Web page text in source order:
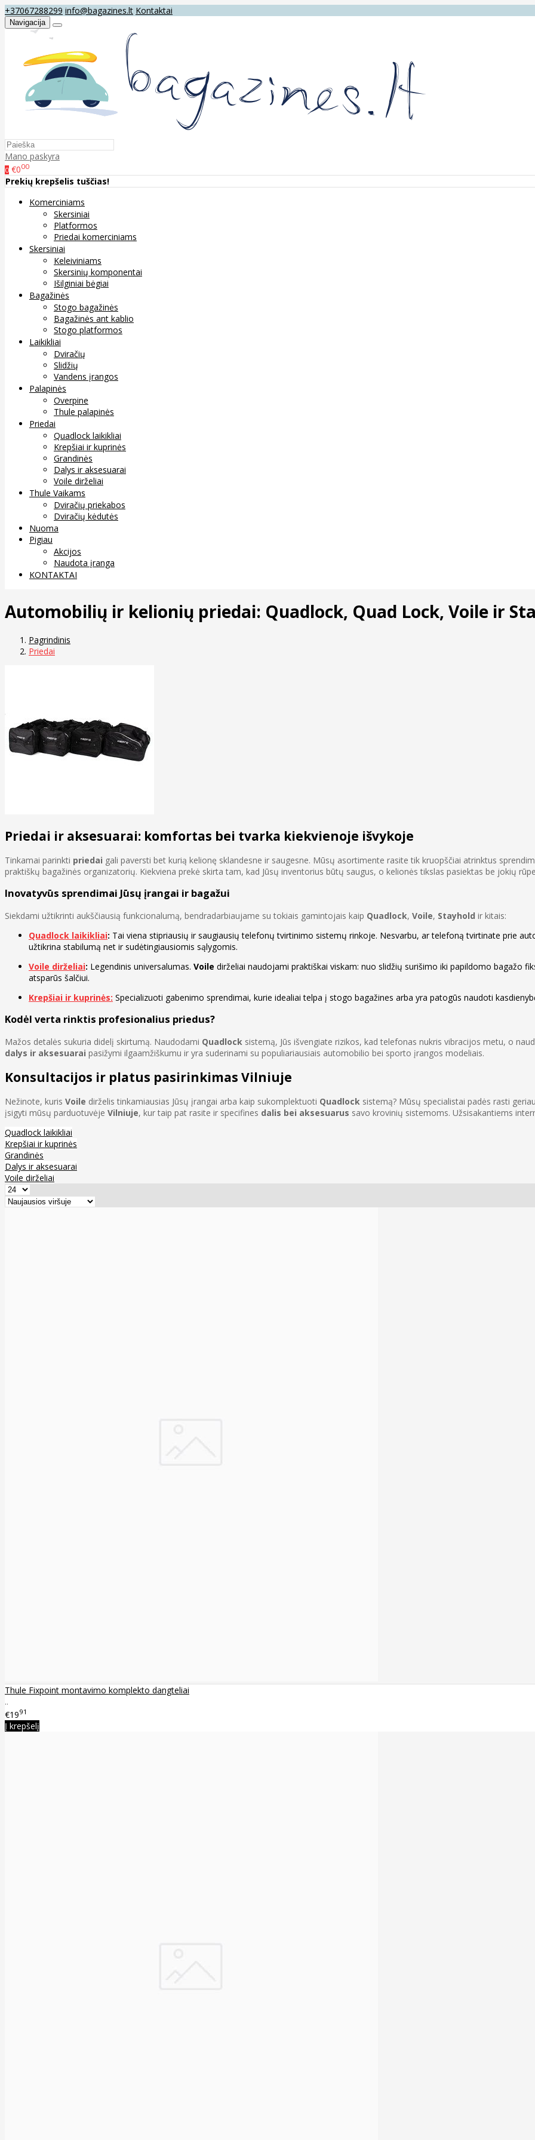
+37067288299 info@bagazines.lt Kontaktai
Navigacija
Mano paskyra
0 €000
Prekių krepšelis tuščias!
Komerciniams
Skersiniai
Platformos
Priedai komerciniams
Skersiniai
Keleiviniams
Skersinių komponentai
Išilginiai bėgiai
Bagažinės
Stogo bagažinės
Bagažinės ant kablio
Stogo platformos
Laikikliai
Dviračių
Slidžių
Vandens įrangos
Palapinės
Overpine
Thule palapinės
Priedai
Quadlock laikikliai
Krepšiai ir kuprinės
Grandinės
Dalys ir aksesuarai
Voile dirželiai
Thule Vaikams
Dviračių priekabos
Dviračių kėdutės
Nuoma
Pigiau
Akcijos
Naudota įranga
KONTAKTAI
Automobilių ir kelionių priedai: Quadlock, Quad Lock, Voile ir
Pagrindinis
Priedai
Priedai ir aksesuarai: komfortas bei tvarka kiekvienoje išvykoje
Tinkamai parinkti priedai gali paversti bet kurią kelionę sklandesne ir saugesne. Mūsų asortimente rasite tik kruopščiai atrinktus
praktiškų bagažinės organizatorių. Kiekviena prekė skirta tam, kad Jūsų inventorius būtų saugus, o kelionės tikslas pasiektas be jokių
Inovatyvūs sprendimai Jūsų įrangai ir bagažui
Siekdami užtikrinti aukščiausią funkcionalumą, bendradarbiaujame su tokiais gamintojais kaip Quadlock, Voile, Stayhold ir kitais:
Quadlock laikikliai: Tai viena stipriausių ir saugiausių telefonų tvirtinimo sistemų rinkoje. Nesvarbu, ar telefoną tvirtinate prie
užtikrina stabilumą net ir sudėtingiausiomis sąlygomis.
Voile dirželiai: Legendinis universalumas. Voile dirželiai naudojami praktiškai viskam: nuo slidžių surišimo iki papildomo bagažo
atsparūs šalčiui.
Krepšiai ir kuprinės: Specializuoti gabenimo sprendimai, kurie idealiai telpa į stogo bagažines arba yra patogūs naudoti
Kodėl verta rinktis profesionalius priedus?
Mažos detalės sukuria didelį skirtumą. Naudodami Quadlock sistemą, Jūs išvengiate rizikos, kad telefonas nukris vibracijos metu, o
dalys ir aksesuarai pasižymi ilgaamžiškumu ir yra suderinami su populiariausiais automobilio bei sporto įrangos modeliais.
Konsultacijos ir platus pasirinkimas Vilniuje
Nežinote, kuris Voile dirželis tinkamiausias Jūsų įrangai arba kaip sukomplektuoti Quadlock sistemą? Mūsų specialistai padės rasti
įsigyti mūsų parduotuvėje Vilniuje, kur taip pat rasite ir specifines dalis bei aksesuarus savo krovinių sistemoms. Užsisakantiems
Quadlock laikikliai
Krepšiai ir kuprinės
Grandinės
Dalys ir aksesuarai
Voile dirželiai
Thule Fixpoint montavimo komplekto dangteliai
..
€1991
Į krepšelį